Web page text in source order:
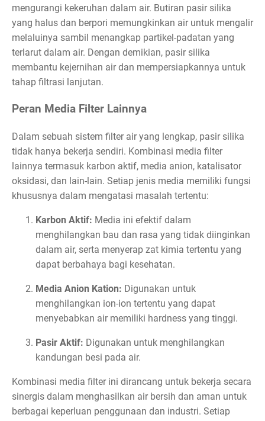
mengurangi kekeruhan dalam air. Butiran pasir silika
yang halus dan berpori memungkinkan air untuk mengalir
melaluinya sambil menangkap partikel-padatan yang
terlarut dalam air. Dengan demikian, pasir silika
membantu kejernihan air dan mempersiapkannya untuk
tahap filtrasi lanjutan.
Peran Media Filter Lainnya
Dalam sebuah sistem filter air yang lengkap, pasir silika
tidak hanya bekerja sendiri. Kombinasi media filter
lainnya termasuk karbon aktif, media anion, katalisator
oksidasi, dan lain-lain. Setiap jenis media memiliki fungsi
khususnya dalam mengatasi masalah tertentu:
Karbon Aktif: Media ini efektif dalam
menghilangkan bau dan rasa yang tidak diinginkan
dalam air, serta menyerap zat kimia tertentu yang
dapat berbahaya bagi kesehatan.
Media Anion Kation: Digunakan untuk
menghilangkan ion-ion tertentu yang dapat
menyebabkan air memiliki hardness yang tinggi.
Pasir Aktif: Digunakan untuk menghilangkan
kandungan besi pada air.
Kombinasi media filter ini dirancang untuk bekerja secara
sinergis dalam menghasilkan air bersih dan aman untuk
berbagai keperluan penggunaan dan industri. Setiap